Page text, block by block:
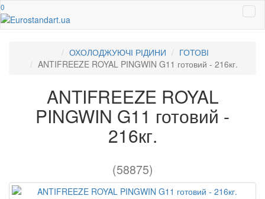
0
ОХОЛОДЖУЮЧІ РІДИНИ
ГОТОВІ
ANTIFREEZE ROYAL PINGWIN G11 готовий - 216кг.
ANTIFREEZE ROYAL
PINGWIN G11 готовий -
216кг.
(58875)